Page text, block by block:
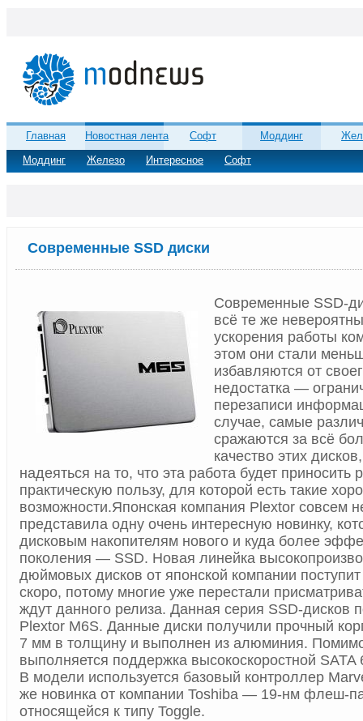
Главная
Новостная лента
Моддинг
Железо Интересное Софт
Софт Моддинг
Современные SSD диски
Современные SSD-
всё те же
ускорения работы
этом они стали
избавляются от
недостатка —
перезаписи
случае, самые
сражаются за всё
качество этих
надеяться на то, что эта работа будет приносить
практическую пользу, для которой есть такие
возможности.Японская компания Plextor совсем
представила одну очень интересную новинку,
дисковым накопителям нового и куда более
поколения — SSD. Новая линейка
дюймовых дисков от японской компании
скоро, потому многие уже перестали
ждут данного релиза. Данная серия SSD-дисков
Plextor M6S. Данные диски получили прочный
7 мм в толщину и выполнен из алюминия.
выполняется поддержка высокоскоростной SATA
В модели используется базовый контроллер
же новинка от компании Toshiba — 19-нм флеш-
относящейся к типу Toggle.